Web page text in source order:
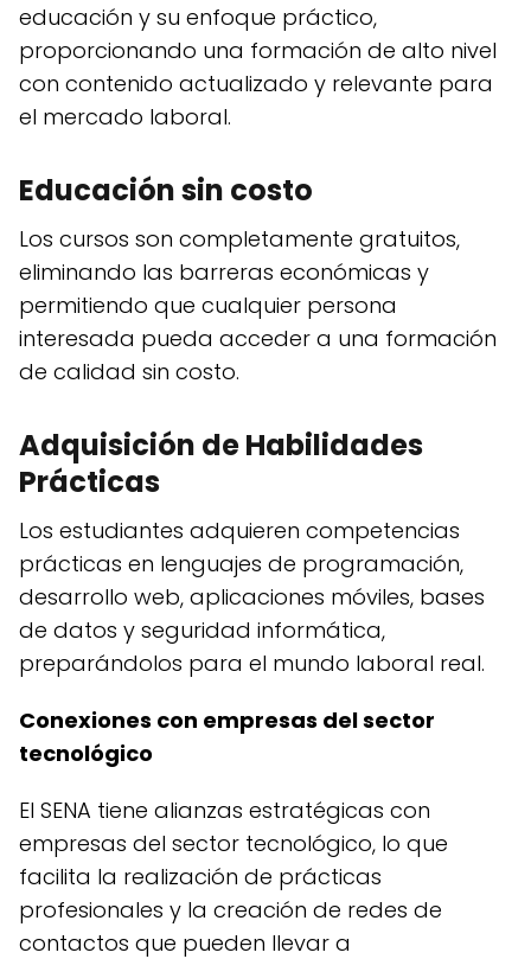
educación y su enfoque práctico,
proporcionando una formación de alto nivel
con contenido actualizado y relevante para
el mercado laboral.
Educación sin costo
Los cursos son completamente gratuitos,
eliminando las barreras económicas y
permitiendo que cualquier persona
interesada pueda acceder a una formación
de calidad sin costo.
Adquisición de Habilidades
Prácticas
Los estudiantes adquieren competencias
prácticas en lenguajes de programación,
desarrollo web, aplicaciones móviles, bases
de datos y seguridad informática,
preparándolos para el mundo laboral real.
Conexiones con empresas del sector
tecnológico
El SENA tiene alianzas estratégicas con
empresas del sector tecnológico, lo que
facilita la realización de prácticas
profesionales y la creación de redes de
contactos que pueden llevar a